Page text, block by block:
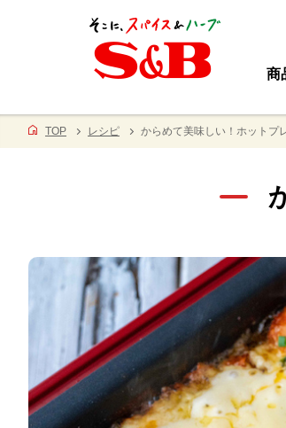
商
TOP レシピ からめて美味しい！ホットプ